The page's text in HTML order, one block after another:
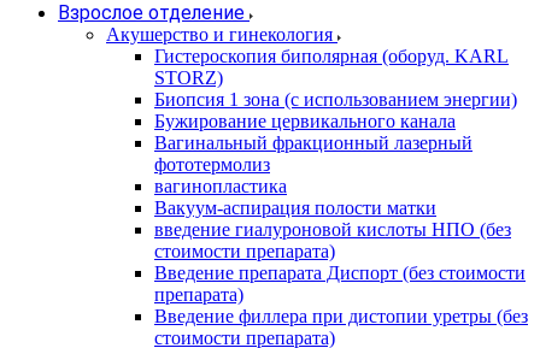
Взрослое отделение
Акушерство и гинекология
Гистероскопия биполярная (оборуд. KARL
STORZ)
Биопсия 1 зона (с использованием энергии)
Бужирование цервикального канала
Вагинальный фракционный лазерный
фототермолиз
вагинопластика
Вакуум-аспирация полости матки
введение гиалуроновой кислоты НПО (без
стоимости препарата)
Введение препарата Диспорт (без стоимости
препарата)
Введение филлера при дистопии уретры (без
стоимости препарата)